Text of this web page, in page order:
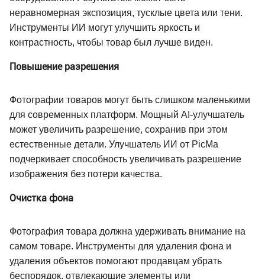
неравномерная экспозиция, тусклые цвета или тени.
Инструменты ИИ могут улучшить яркость и
контрастность, чтобы товар был лучше виден.
Повышение разрешения
Фотографии товаров могут быть слишком маленькими
для современных платформ. Мощный AI-улучшатель
может увеличить разрешение, сохранив при этом
естественные детали. Улучшатель ИИ от PicMa
подчеркивает способность увеличивать разрешение
изображения без потери качества.
Очистка фона
Фотография товара должна удерживать внимание на
самом товаре. Инструменты для удаления фона и
удаления объектов помогают продавцам убрать
беспорядок, отвлекающие элементы или